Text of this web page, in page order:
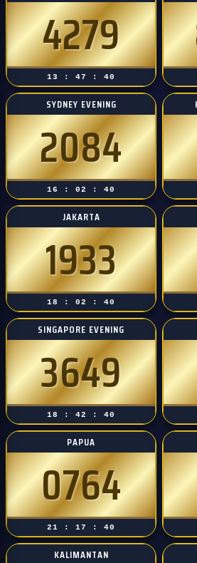
4279
13 : 47 : 39
SYDNEY EVENING
2084
16 : 02 : 39
JAKARTA
1933
18 : 02 : 39
SINGAPORE EVENING
3649
18 : 42 : 39
PAPUA
0764
21 : 17 : 39
KALIMANTAN